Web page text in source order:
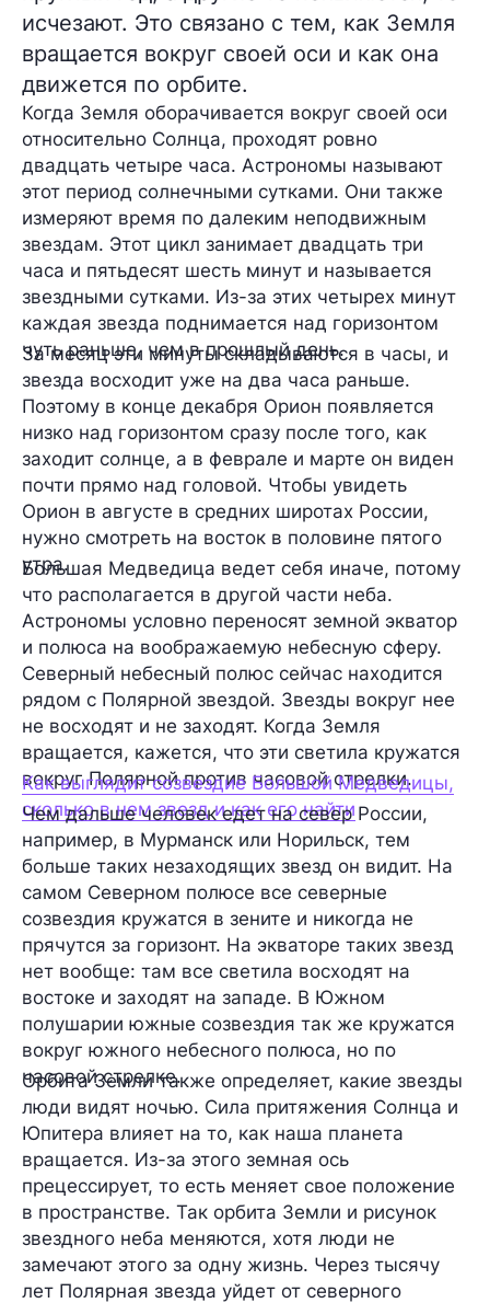
исчезают. Это связано с тем, как Земля
вращается вокруг своей оси и как она
движется по орбите.
Когда Земля оборачивается вокруг своей оси
относительно Солнца, проходят ровно
двадцать четыре часа. Астрономы называют
этот период солнечными сутками. Они также
измеряют время по далеким неподвижным
звездам. Этот цикл занимает двадцать три
часа и пятьдесят шесть минут и называется
звездными сутками. Из-за этих четырех минут
каждая звезда поднимается над горизонтом
чуть раньше, чем в прошлый день.
За месяц эти минуты складываются в часы, и
звезда восходит уже на два часа раньше.
Поэтому в конце декабря Орион появляется
низко над горизонтом сразу после того, как
заходит солнце, а в феврале и марте он виден
почти прямо над головой. Чтобы увидеть
Орион в августе в средних широтах России,
нужно смотреть на восток в половине пятого
утра.
Большая Медведица ведет себя иначе, потому
что располагается в другой части неба.
Астрономы условно переносят земной экватор
и полюса на воображаемую небесную сферу.
Северный небесный полюс сейчас находится
рядом с Полярной звездой. Звезды вокруг нее
не восходят и не заходят. Когда Земля
вращается, кажется, что эти светила кружатся
вокруг Полярной против часовой стрелки.
Как выглядит созвездие Большой Медведицы,
сколько в нем звезд и как его найти
Чем дальше человек едет на север России,
например, в Мурманск или Норильск, тем
больше таких незаходящих звезд он видит. На
самом Северном полюсе все северные
созвездия кружатся в зените и никогда не
прячутся за горизонт. На экваторе таких звезд
нет вообще: там все светила восходят на
востоке и заходят на западе. В Южном
полушарии южные созвездия так же кружатся
вокруг южного небесного полюса, но по
часовой стрелке.
Орбита Земли также определяет, какие звезды
люди видят ночью. Сила притяжения Солнца и
Юпитера влияет на то, как наша планета
вращается. Из-за этого земная ось
прецессирует, то есть меняет свое положение
в пространстве. Так орбита Земли и рисунок
звездного неба меняются, хотя люди не
замечают этого за одну жизнь. Через тысячу
лет Полярная звезда уйдет от северного